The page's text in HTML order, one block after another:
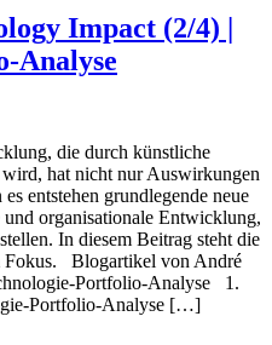
Impact (2/4) |
Analyse
die durch künstliche
hat nicht nur Auswirkungen
entstehen grundlegende neue
organisationale Entwicklung,
In diesem Beitrag steht die
Fokus. Blogartikel von André
Portfolio-Analyse 1.
Portfolio-Analyse […]